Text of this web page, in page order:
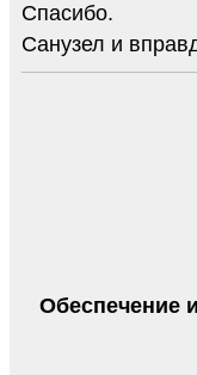
Спасибо.
Санузел и
Обеспечение